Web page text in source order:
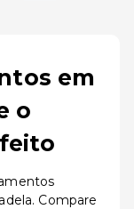
em
o
Compare